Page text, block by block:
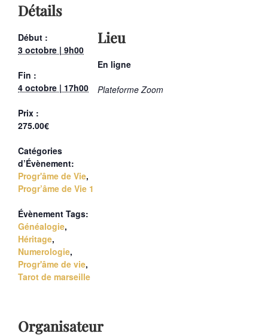
Détails
Début :
3 octobre | 9h00
Fin :
4 octobre | 17h00
Prix :
275.00€
Catégories
d’Évènement:
Progr'âme de Vie,
Progr’âme de Vie 1
Évènement Tags:
Généalogie,
Héritage,
Numerologie,
Progr'âme de vie,
Tarot de marseille
Lieu
En ligne
Plateforme Zoom
Organisateur